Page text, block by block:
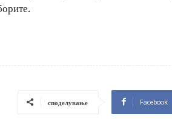
споделување Facebook